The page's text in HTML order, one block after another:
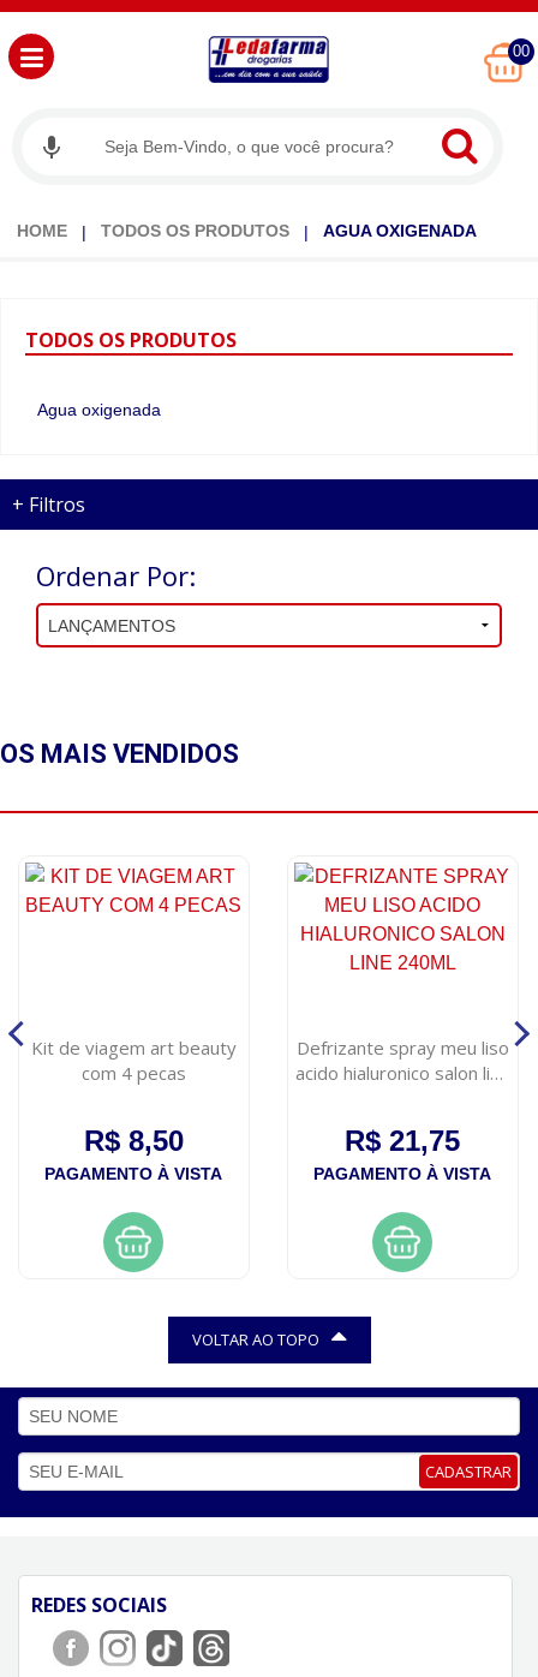
00
HOME TODOS OS PRODUTOS AGUA OXIGENADA
TODOS OS PRODUTOS
Agua oxigenada
+ Filtros
Ordenar Por:
OS MAIS VENDIDOS
Kit de viagem art beauty
com 4 pecas
R$ 8,50
PAGAMENTO À VISTA
Defrizante spray meu liso
acido hialuronico salon line
R$ 21,75
PAGAMENTO À VISTA
VOLTAR AO TOPO
CADASTRAR
REDES SOCIAIS